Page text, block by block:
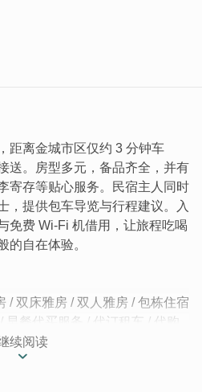
距离金城市区仅约 3 分钟车
送。房型多元，备品齐全，并有
寄存等贴心服务。民宿主人同时
，提供包车导览与行程建议。入
免费 Wi-Fi 机借用，让旅程吃喝
的自在体验。
/ 双床雅房 / 双人雅房 / 包栋住宿
餐代买服务 / 代订租车 / 代购
/ 行程建议
续阅读